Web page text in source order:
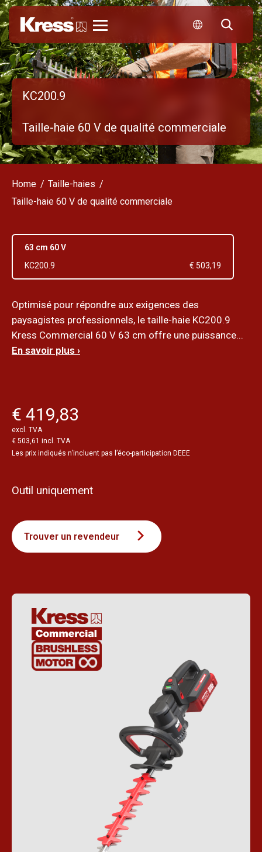
KC200.9
Taille-haie 60 V de qualité commerciale
Home
Taille-haies
Taille-haie 60 V de qualité commerciale
63 cm 60 V
KC200.9
€ 503,19
Optimisé pour répondre aux exigences des
paysagistes professionnels, le taille-haie KC200.9
Kress Commercial 60 V 63 cm offre une puissance...
En savoir plus ›
€ 419,83
excl. TVA
€ 503,61 incl. TVA
Les prix indiqués n’incluent pas l’éco-participation DEEE
Outil uniquement
Trouver un revendeur